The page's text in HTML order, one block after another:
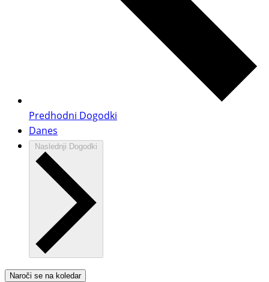
Predhodni Dogodki
Danes
Naslednji Dogodki
Naroči se na koledar